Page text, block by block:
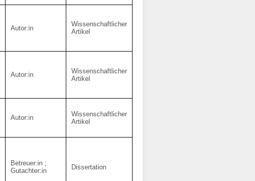
Autor:in
Wissenschaftlicher
Artikel
Autor:in
Wissenschaftlicher
Artikel
Autor:in
Wissenschaftlicher
Artikel
Betreuer:in ;
Gutachter:in
Dissertation